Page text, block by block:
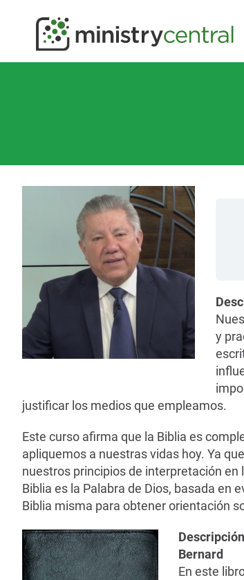
y
justificar los medios que empleamos.
Este curso afirma que la Biblia es
apliquemos a nuestras vidas hoy. Ya
nuestros principios de interpretación
Biblia es la Palabra de Dios, basada en
Biblia misma para obtener orientación
Bernard
En este